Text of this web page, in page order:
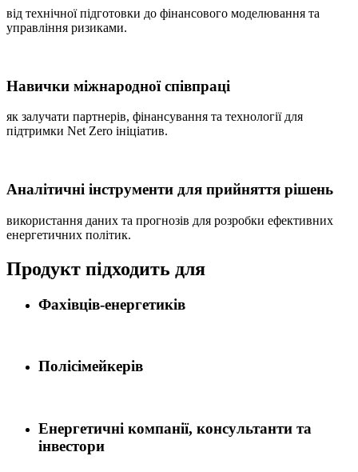
від технічної підготовки до фінансового моделювання та
управління ризиками.
Навички міжнародної співпраці
як залучати партнерів, фінансування та технології для
підтримки Net Zero ініціатив.
Аналітичні інструменти для прийняття рішень
використання даних та прогнозів для розробки ефективних
енергетичних політик.
Продукт підходить для
Фахівців-енергетиків
Полісімейкерів
Енергетичні компанії, консультанти та
інвестори